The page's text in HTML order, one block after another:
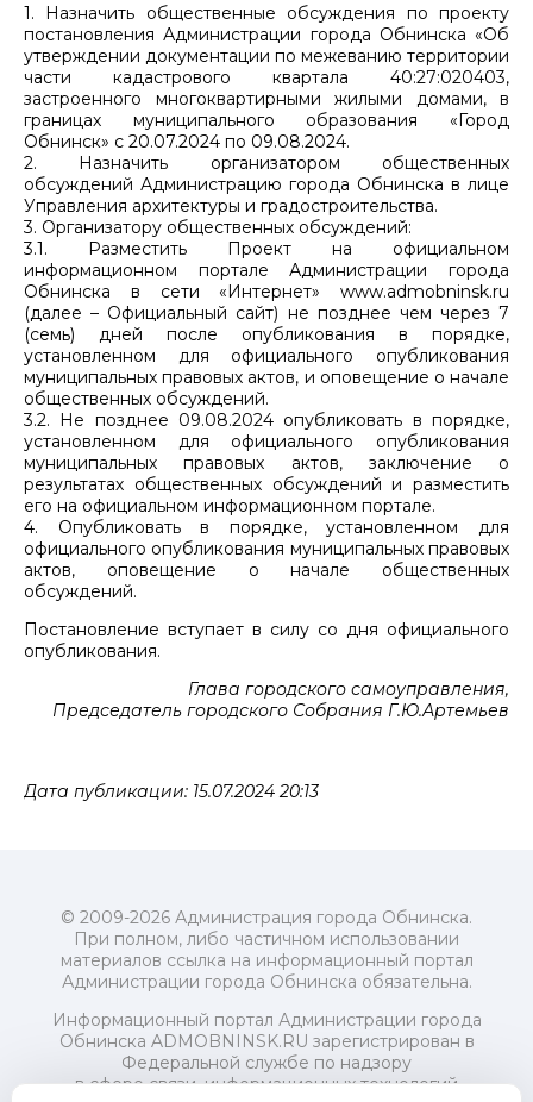
1. Назначить общественные обсуждения по проекту
постановления Администрации города Обнинска «Об
утверждении документации по межеванию территории
части кадастрового квартала 40:27:020403,
застроенного многоквартирными жилыми домами, в
границах муниципального образования «Город
Обнинск» с 20.07.2024 по 09.08.2024.
2. Назначить организатором общественных
обсуждений Администрацию города Обнинска в лице
Управления архитектуры и градостроительства.
3. Организатору общественных обсуждений:
3.1. Разместить Проект на официальном
информационном портале Администрации города
Обнинска в сети «Интернет» www.admobninsk.ru
(далее – Официальный сайт) не позднее чем через 7
(семь) дней после опубликования в порядке,
установленном для официального опубликования
муниципальных правовых актов, и оповещение о начале
общественных обсуждений.
3.2. Не позднее 09.08.2024 опубликовать в порядке,
установленном для официального опубликования
муниципальных правовых актов, заключение о
результатах общественных обсуждений и разместить
его на официальном информационном портале.
4. Опубликовать в порядке, установленном для
официального опубликования муниципальных правовых
актов, оповещение о начале общественных
обсуждений.
Постановление вступает в силу со дня официального
опубликования.
Глава городского самоуправления,
Председатель городского Собрания Г.Ю.Артемьев
Дата публикации: 15.07.2024 20:13
© 2009-2026 Администрация города Обнинска.
При полном, либо частичном использовании
материалов ссылка на информационный портал
Администрации города Обнинска обязательна.
Информационный портал Администрации города
Обнинска ADMOBNINSK.RU зарегистрирован в
Федеральной службе по надзору
в сфере связи, информационных технологий